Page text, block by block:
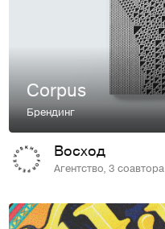
Corpus
Брендинг
Восход
Агентство, 3 соавтора